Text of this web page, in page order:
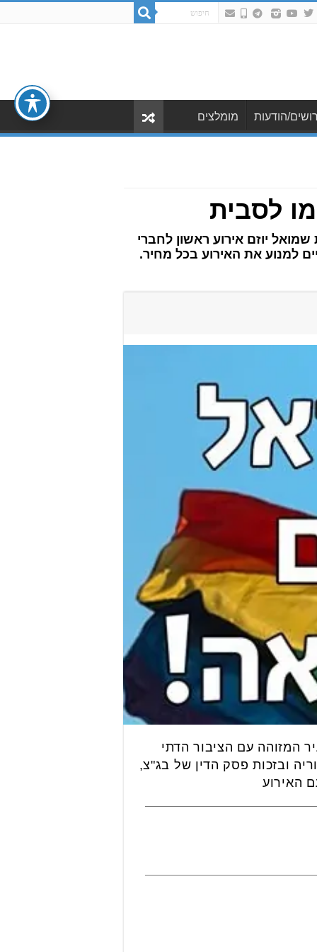
הודעות מומלצים
לסבית
יוזם אירוע ראשון לחברי
למנוע את האירוע בכל מחיר.
המזוהה עם הציבור הדתי
ובזכות פסק הדין של בג"צ,
האירוע